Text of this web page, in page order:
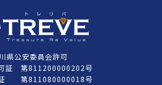
県公安委員会許可
証 第811200000202号
証 第811080000018号